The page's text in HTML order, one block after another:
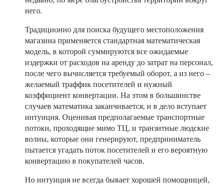
него.
Традиционно для поиска будущего местоположения
магазина применяется стандартная математическая
модель, в которой суммируются все ожидаемые
издержки от расходов на аренду до затрат на персонал,
после чего вычисляется требуемый оборот, а из него –
желаемый траффик посетителей и нужный
коэффициент конвертации. На этом в большинстве
случаев математика заканчивается, и в дело вступает
интуиция. Оценивая предполагаемые транспортные
потоки, проходящие мимо ТЦ, и транзитные людские
волны, которые они генерируют, предприниматель
пытается угадать поток посетителей и его вероятную
конвертацию в покупателей часов.
Но интуиция не всегда бывает хорошей помощницей,